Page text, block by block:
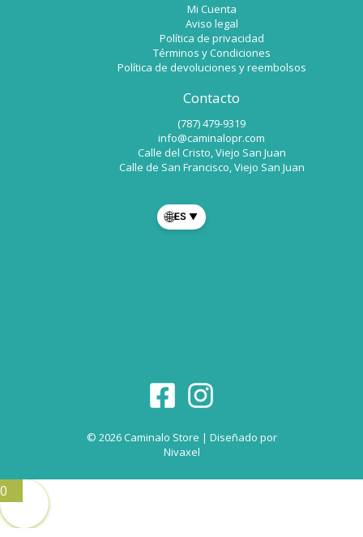
Mi Cuenta
Aviso legal
Política de privacidad
Términos y Condiciones
Política de devoluciones y reembolsos
Contacto
(787) 479-9319
info@caminalopr.com
Calle del Cristo, Viejo San Juan
Calle de San Francisco, Viejo San Juan
🌐ES ▼
© 2026 Caminalo Store | Diseñado por
Nivaxel
0